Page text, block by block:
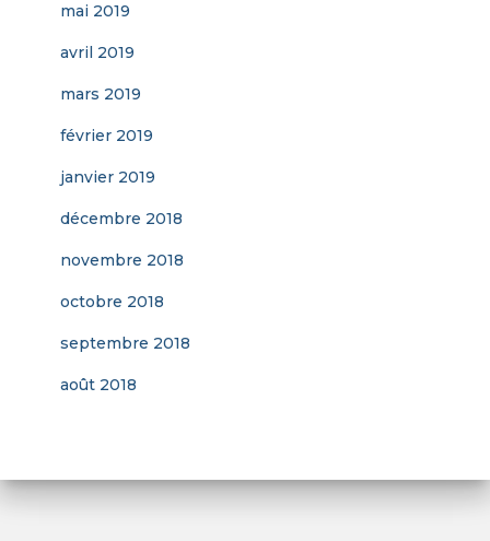
mai 2019
avril 2019
mars 2019
février 2019
janvier 2019
décembre 2018
novembre 2018
octobre 2018
septembre 2018
août 2018